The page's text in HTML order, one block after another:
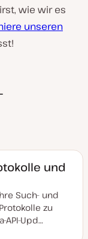
wie wir es
unseren
und
Such- und
zu
Upd…